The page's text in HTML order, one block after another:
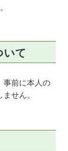
いて
事前に本人の
せん。